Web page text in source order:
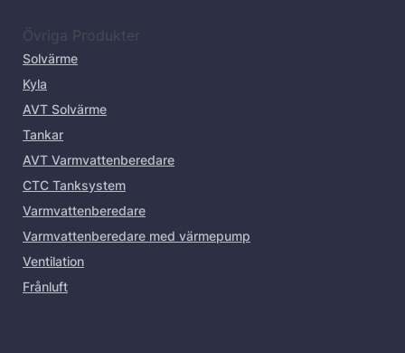
Övriga Produkter
Solvärme
Kyla
AVT Solvärme
Tankar
AVT Varmvattenberedare
CTC Tanksystem
Varmvattenberedare
Varmvattenberedare med värmepump
Ventilation
Frånluft